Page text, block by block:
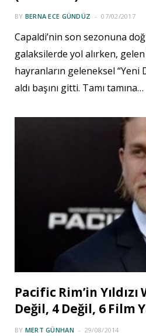
BY BERNA ECE GÜNDÜZ 07/02/2017
Capaldi’nin son sezonuna
galaksilerde yol alırken,
hayranların geleneksel “Yeni
aldı başını gitti. Tamı tamına…
Pacific Rim’in
Değil, 4 Değil, 6 Film
BY MERT GÜNHAN 29/08/2014